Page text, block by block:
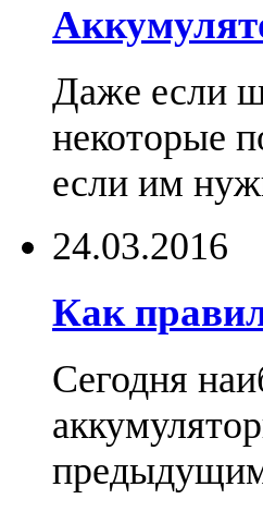
Даже если
некоторые
если им
24.03.2016
Как
Сегодня